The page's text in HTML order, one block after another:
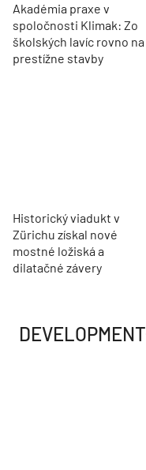
Akadémia praxe v
spoločnosti Klimak: Zo
školských lavíc rovno na
prestížne stavby
Historický viadukt v
Zürichu získal nové
mostné ložiská a
dilatačné závery
DEVELOPMENT